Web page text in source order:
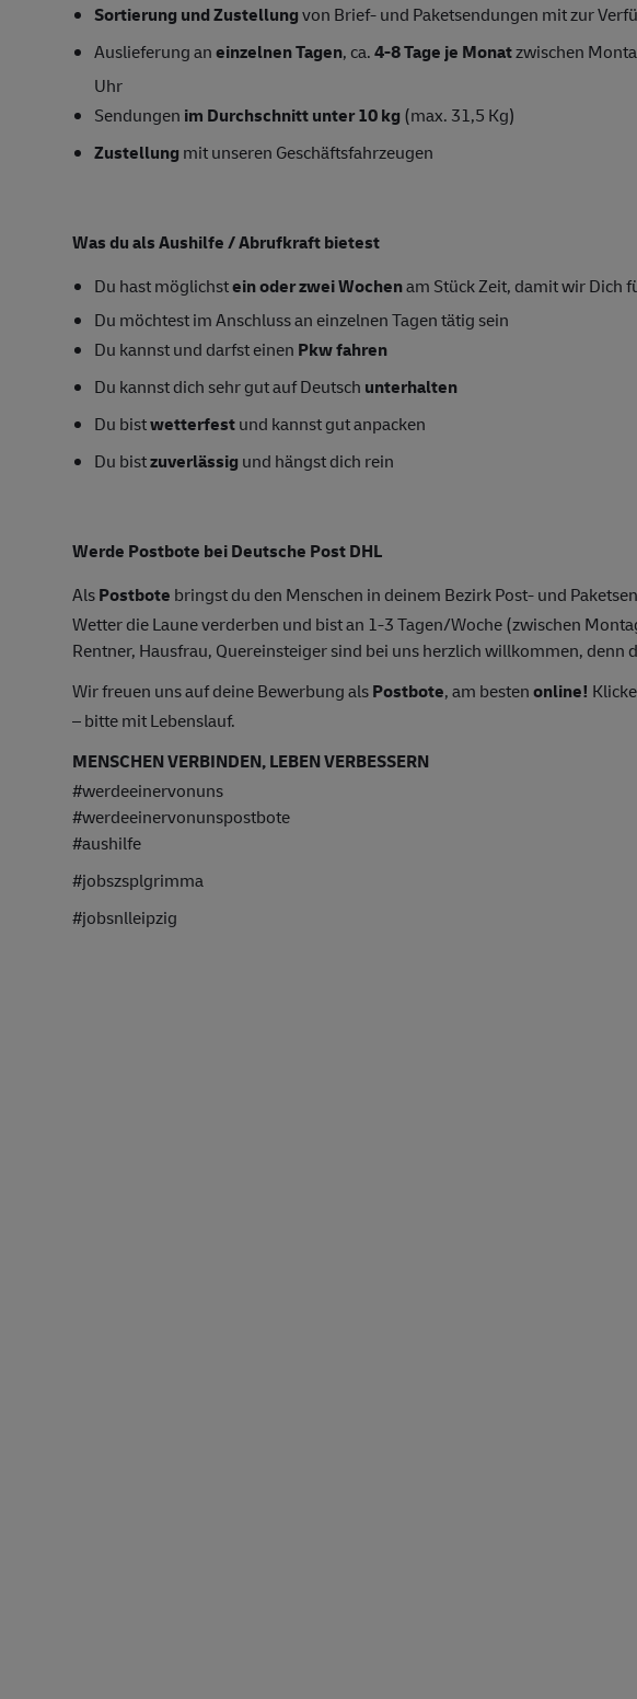
Sortierung und Zustellungvon Brief- und Paketsendungen mit zur
Auslieferung aneinzelnen Tagen, ca.4-8 Tage je Monatzwischen
Uhr
Sendungen im Durchschnitt unter 10 kg (max. 31,5 Kg)
Zustellung mit unseren Geschäftsfahrzeugen
Was du als Aushilfe / Abrufkraft bietest
Du hast möglichstein oder zweiWochenam Stück Zeit, damit wir Dich
Du möchtest im Anschluss an einzelnen Tagen tätig sein
Du kannst und darfst einen Pkw fahren
Du kannst dich sehr gut auf Deutsch unterhalten
Du bistwetterfestund kannst gut anpacken
Du bistzuverlässig und hängst dich rein
Werde Postbote bei Deutsche Post DHL
AlsPostbote bringst du den Menschen in deinem Bezirk Post- und
Wetter die Laune verderben und bist an 1-3 Tagen/Woche (zwischen
Rentner, Hausfrau, Quereinsteiger sind bei uns herzlich willkommen, denn
Wir freuen uns auf deine Bewerbung alsPostbote, am bestenonline!
– bitte mit Lebenslauf.
MENSCHEN VERBINDEN, LEBEN VERBESSERN
#werdeeinervonuns
#werdeeinervonunspostbote
#aushilfe
#jobszsplgrimma
#jobsnlleipzig